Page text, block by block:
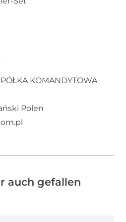
KOMANDYTOWA
Polen
auch gefallen